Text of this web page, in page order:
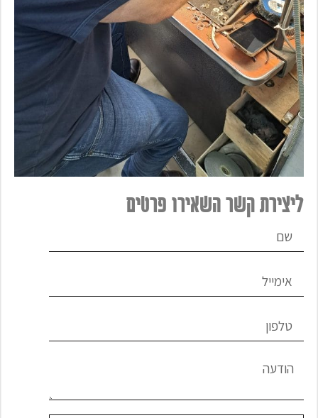
ליצירת קשר השאירו פרטים